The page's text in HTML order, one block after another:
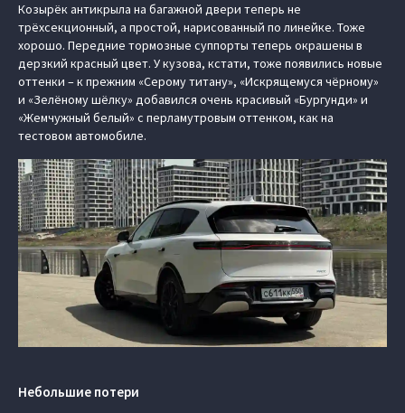
Козырёк антикрыла на багажной двери теперь не
трёхсекционный, а простой, нарисованный по линейке. Тоже
хорошо. Передние тормозные суппорты теперь окрашены в
дерзкий красный цвет. У кузова, кстати, тоже появились новые
оттенки – к прежним «Серому титану», «Искрящемуся чёрному»
и «Зелёному шёлку» добавился очень красивый «Бургунди» и
«Жемчужный белый» с перламутровым оттенком, как на
тестовом автомобиле.
Небольшие потери